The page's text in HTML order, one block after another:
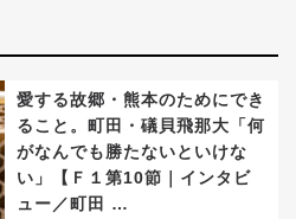
愛する故郷・熊本のためにでき
ること。町田・礒貝飛那大「何
がなんでも勝たないといけな
い」【Ｆ１第10節｜インタビ
ュー／町田 …